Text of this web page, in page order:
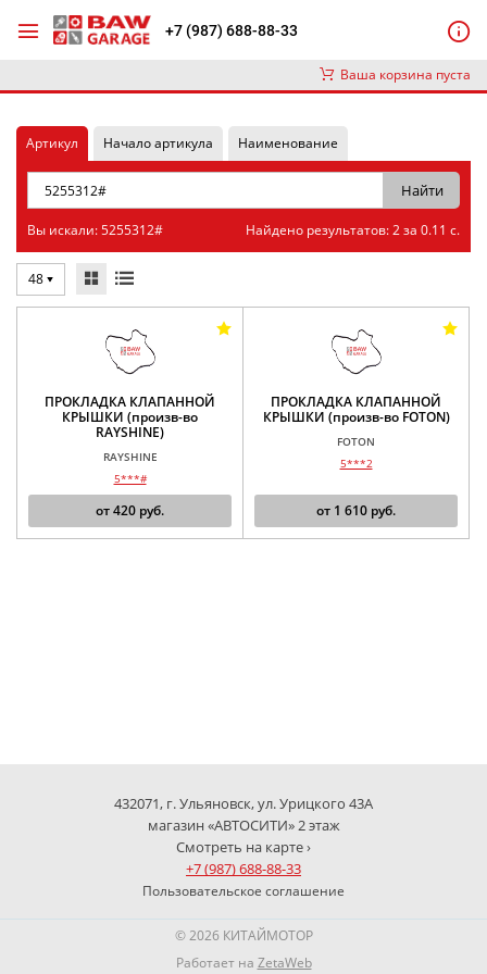
+7 (987) 688-88-33
Ваша корзина пуста
Артикул Начало артикула Наименование
Вы искали: 5255312# Найдено результатов: 2 за 0.11 с.
48
ПРОКЛАДКА КЛАПАННОЙ
КРЫШКИ (произв-во
RAYSHINE)
RAYSHINE
5***#
от420 руб.
ПРОКЛАДКА КЛАПАННОЙ
КРЫШКИ (произв-во FOTON)
FOTON
5***2
от 1 610 руб.
432071, г. Ульяновск, ул. Урицкого 43А
магазин «АВТОСИТИ» 2 этаж
Смотреть на карте ›
+7 (987) 688-88-33
Пользовательское соглашение
© 2026 КИТАЙМОТОР
Работает на ZetaWeb